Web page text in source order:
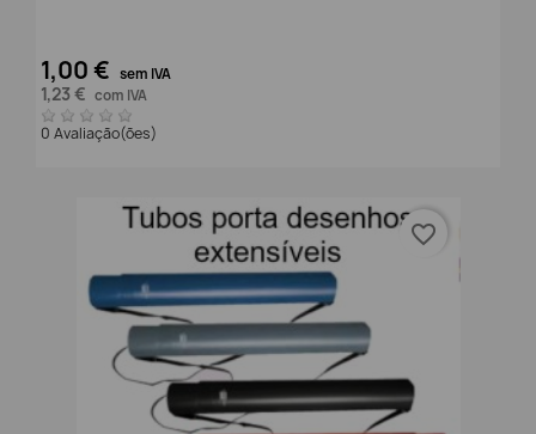
1,00 € sem IVA
1,23 € com IVA
0 Avaliação(ões)
favorite_border